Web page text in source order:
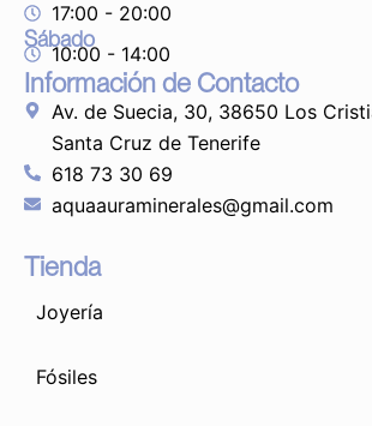
17:00 - 20:00
Sábado
10:00 - 14:00
Información de Contacto
Av. de Suecia, 30, 38650 Los
Santa Cruz de Tenerife
618 73 30 69
aquaauraminerales@gmail.com
Tienda
Joyería
Fósiles